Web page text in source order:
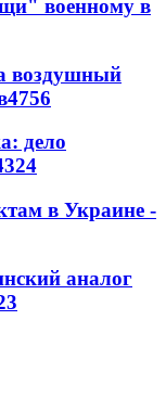
военному в
воздушный
4756
дело
в Украине -
аналог